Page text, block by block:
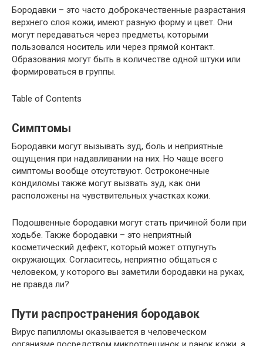
Бородавки – это часто доброкачественные разрастания
верхнего слоя кожи, имеют разную форму и цвет. Они
могут передаваться через предметы, которыми
пользовался носитель или через прямой контакт.
Образования могут быть в количестве одной штуки или
формироваться в группы.
Table of Contents
Симптомы
Бородавки могут вызывать зуд, боль и неприятные
ощущения при надавливании на них. Но чаще всего
симптомы вообще отсутствуют. Остроконечные
кондиломы также могут вызвать зуд, как они
расположены на чувствительных участках кожи.
Подошвенные бородавки могут стать причиной боли при
ходьбе. Также бородавки – это неприятный
косметический дефект, который может отпугнуть
окружающих. Согласитесь, неприятно общаться с
человеком, у которого вы заметили бородавки на руках,
не правда ли?
Пути распространения бородавок
Вирус папилломы оказывается в человеческом